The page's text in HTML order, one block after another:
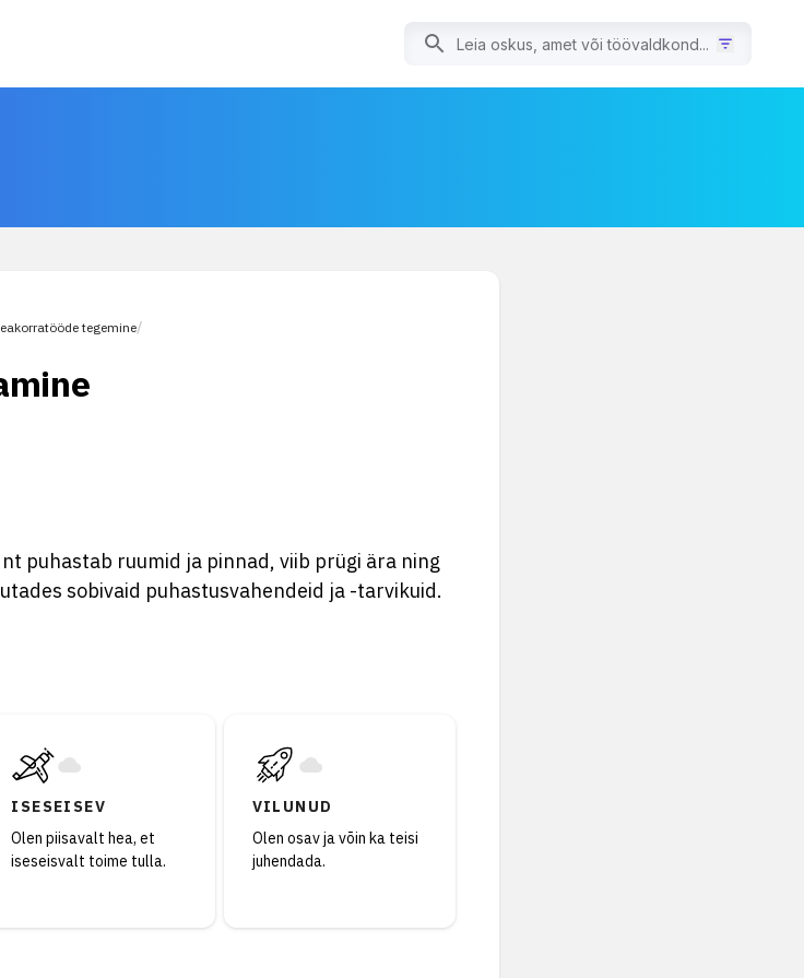
tegemine/
puhastab ruumid ja pinnad, viib prügi ära ning
sobivaid puhastusvahendeid ja -tarvikuid.
ISESEISEV
Olen piisavalt hea, et
iseseisvalt toime tulla.
VILUNUD
Olen osav ja võin ka teisi
juhendada.